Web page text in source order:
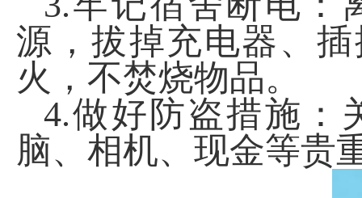
源，拔掉充电器、
火，不焚烧物品。
4.做好防盗措施：
脑、相机、现金等贵